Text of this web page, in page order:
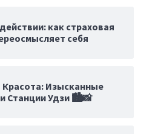
как страховая
себя
Красота: Изысканные
Станции Удзи 🏙️📸